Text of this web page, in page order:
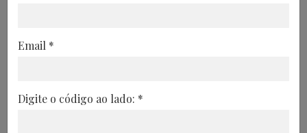
Existem três pontos fulcrais para
gestão de risco. Saiba quais são.
Email *
Digite o código ao lado: *